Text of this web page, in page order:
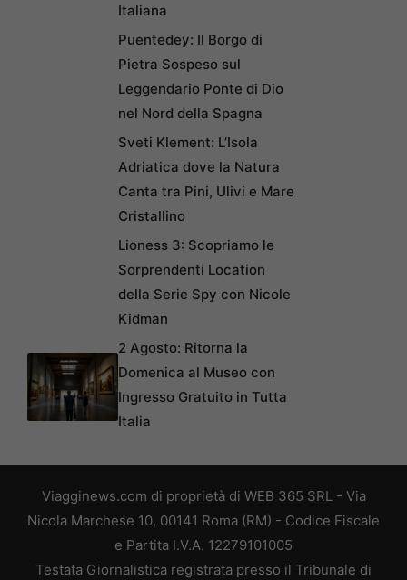
Italiana
Puentedey: Il Borgo di
Pietra Sospeso sul
Leggendario Ponte di Dio
nel Nord della Spagna
Sveti Klement: L’Isola
Adriatica dove la Natura
Canta tra Pini, Ulivi e Mare
Cristallino
Lioness 3: Scopriamo le
Sorprendenti Location
della Serie Spy con Nicole
Kidman
2 Agosto: Ritorna la
Domenica al Museo con
Ingresso Gratuito in Tutta
Italia
Viagginews.com di proprietà di WEB 365 SRL - Via
Nicola Marchese 10, 00141 Roma (RM) - Codice Fiscale
e Partita I.V.A. 12279101005
Testata Giornalistica registrata presso il Tribunale di